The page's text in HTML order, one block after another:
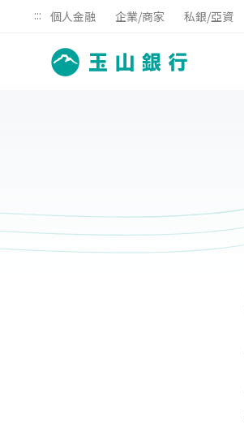
::: 個人金融 企業/商家 私銀/亞資